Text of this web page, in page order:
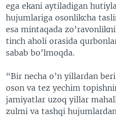
ega ekani aytiladigan
hujumlariga osonlikcha
esa mintaqada
tinch aholi orasida
sabab bo’lmoqda.
“Bir necha o’n yillardan
oson va tez yechim
jamiyatlar uzoq yillar
zulmi va tashqi